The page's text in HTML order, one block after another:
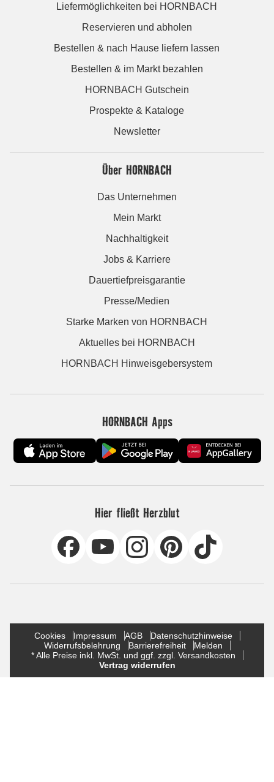
Liefermöglichkeiten bei HORNBACH
Reservieren und abholen
Bestellen & nach Hause liefern lassen
Bestellen & im Markt bezahlen
HORNBACH Gutschein
Prospekte & Kataloge
Newsletter
Über HORNBACH
Das Unternehmen
Mein Markt
Nachhaltigkeit
Jobs & Karriere
Dauertiefpreisgarantie
Presse/Medien
Starke Marken von HORNBACH
Aktuelles bei HORNBACH
HORNBACH Hinweisgebersystem
HORNBACH Apps
Hier fließt Herzblut
Cookies Impressum AGB
Datenschutzhinweise
Widerrufsbelehrung
Barrierefreiheit
Melden
* Alle Preise inkl. MwSt. und ggf. zzgl. Versandkosten
Vertrag widerrufen